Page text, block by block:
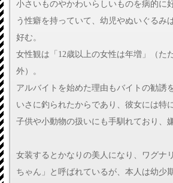
小さいものやかわいらしいものを病的に
う性癖を持っていて、幼児やぬいぐるみ
好む。
女性観は「12歳以上の女性は年増」（た
外）。
アルバイトを始めた理由もバイトの勧誘
いさに釣られたからであり、彼女には特
子供や小動物の扱いにも手馴れており、
女装するとかなりの美人になり、ワグナ
ちゃん」と呼ばれているが、本人は幼少